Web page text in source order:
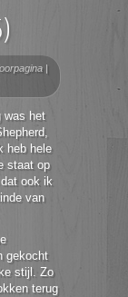
|
was het
heb hele
staat op
ook ik
van
gekocht
stijl. Zo
terug